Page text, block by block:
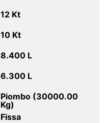
12 Kt
10 Kt
8.400 L
6.300 L
Piombo (30000.00
Kg)
Fissa